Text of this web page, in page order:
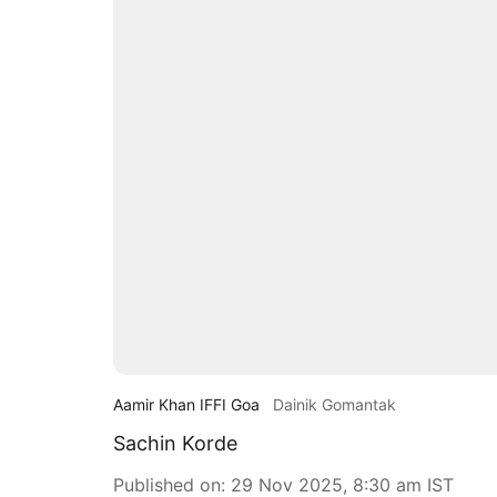
Aamir Khan IFFI Goa Dainik Gomantak
Sachin Korde
Published on: 29 Nov 2025, 8:30 am IST